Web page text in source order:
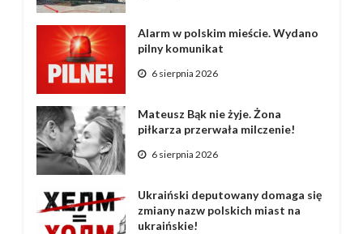
Alarm w polskim mieście. Wydano
pilny komunikat
6 sierpnia 2026
Mateusz Bąk nie żyje. Żona
piłkarza przerwała milczenie!
6 sierpnia 2026
Ukraiński deputowany domaga się
zmiany nazw polskich miast na
ukraińskie!